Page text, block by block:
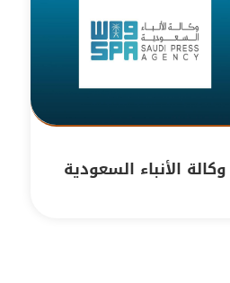
وكالة الأنباء السعودية